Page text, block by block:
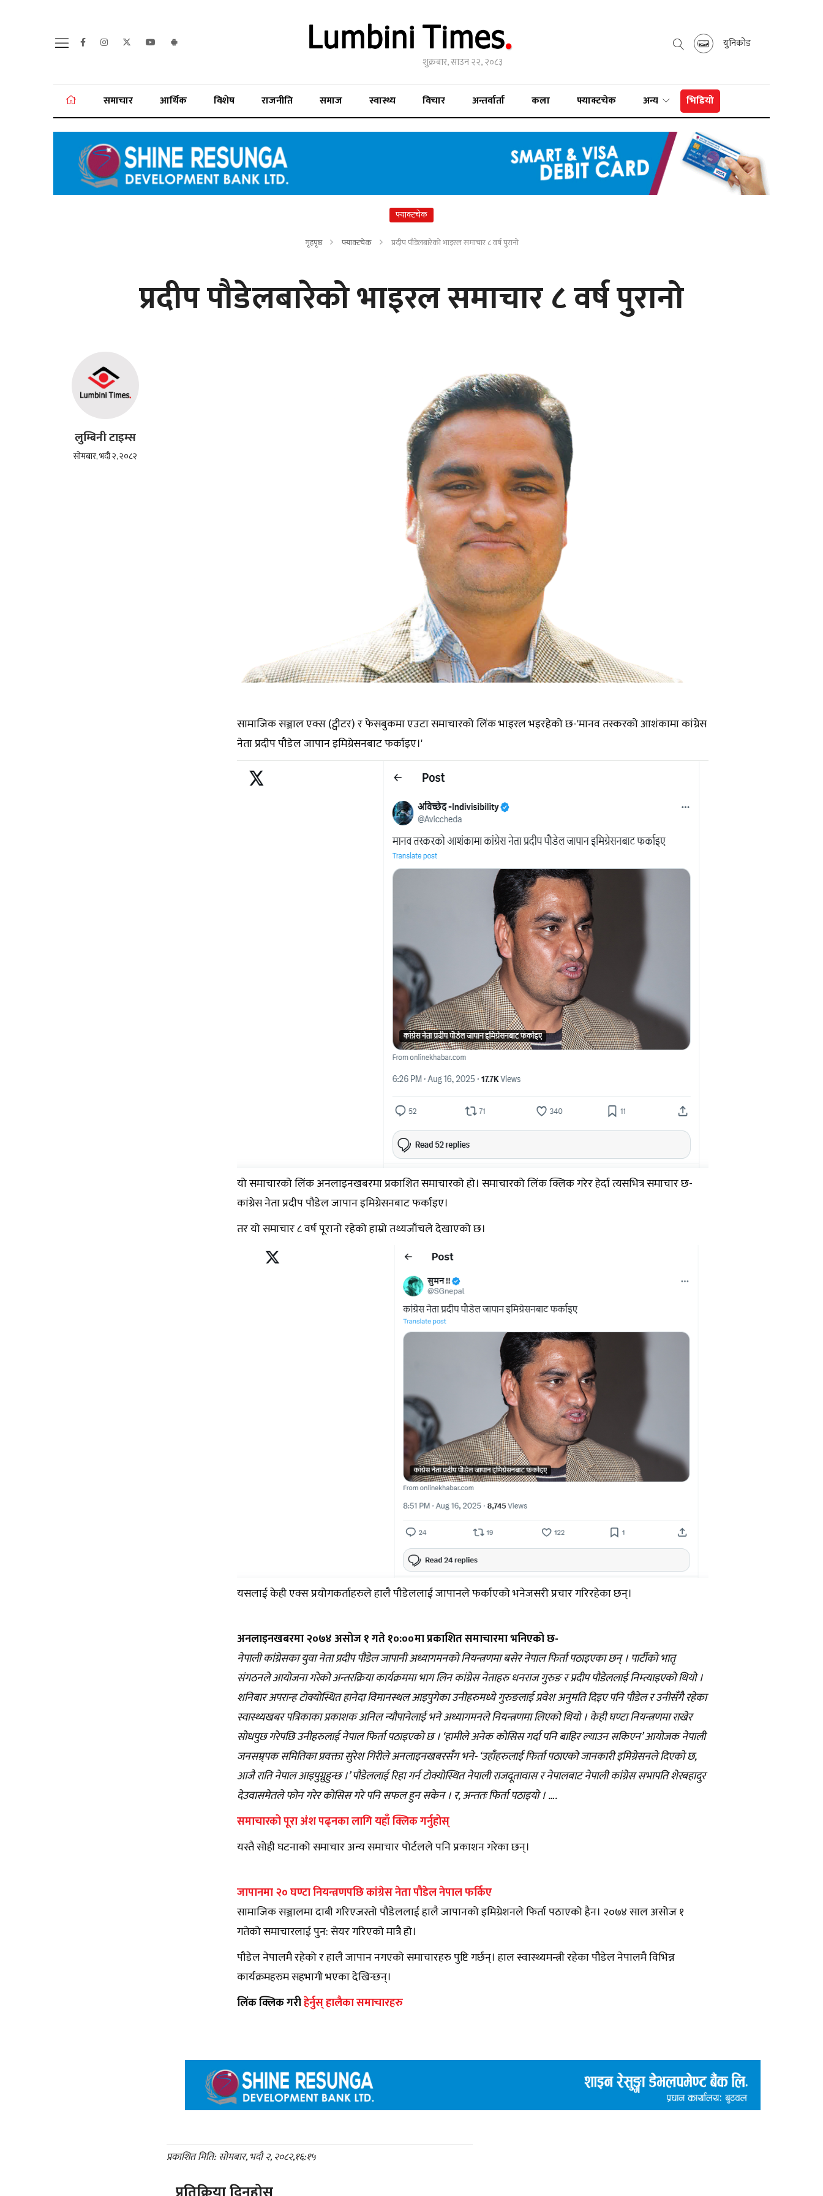
शुक्रबार, साउन २२, २०८३
युनिकोड
समाचार आर्थिक विशेष राजनीति समाज स्वास्थ्य विचार अन्तर्वार्ता कला फ्याक्टचेक अन्य भिडियो
फ्याक्टचेक
गृहपृष्ठ फ्याक्टचेक प्रदीप पौडेलबारेको भाइरल समाचार ८ वर्ष पुरानो
प्रदीप पौडेलबारेको भाइरल समाचार ८ वर्ष पुरानो
लुम्बिनी टाइम्स
सोमबार, भदौ २, २०८२
सामाजिक सञ्जाल एक्स (ट्वीटर) र फेसबुकमा एउटा समाचारको लिंक भाइरल भइरहेको छ-'मानव तस्करको आशंकामा कांग्रेस
नेता प्रदीप पौडेल जापान इमिग्रेसनबाट फर्काइए।'
यो समाचारको लिंक अनलाइनखबरमा प्रकाशित समाचारको हो। समाचारको लिंक क्लिक गरेर हेर्दा त्यसभित्र समाचार छ-
कांग्रेस नेता प्रदीप पौडेल जापान इमिग्रेसनबाट फर्काइए।
तर यो समाचार ८ वर्ष पूरानो रहेको हाम्रो तथ्यजाँचले देखाएको छ।
यसलाई केही एक्स प्रयोगकर्ताहरुले हालै पौडेललाई जापानले फर्काएको भनेजसरी प्रचार गरिरहेका छन्।
अनलाइनखबरमा २०७४ असोज १ गते १०:००मा प्रकाशित समाचारमा भनिएको छ-
नेपाली कांग्रेसका युवा नेता प्रदीप पौडेल जापानी अध्यागमनको नियन्त्रणमा बसेर नेपाल फिर्ता पठाइएका छन् । पार्टीको भातृ
संगठनले आयोजना गरेको अन्तरक्रिया कार्यक्रममा भाग लिन कांग्रेस नेताहरु धनराज गुरुङ र प्रदीप पौडेललाई निम्त्याइएको थियो ।
शनिबार अपरान्ह टोक्योस्थित हानेदा विमानस्थल आइपुगेका उनीहरुमध्ये गुरुङलाई प्रवेश अनुमति दिइए पनि पौडेल र उनीसँगै रहेका
स्वास्थ्यखबर पत्रिकाका प्रकाशक अनिल न्यौपानेलाई भने अध्यागमनले नियन्त्रणमा लिएको थियो । केही घण्टा नियन्त्रणमा राखेर
सोधपुछ गरेपछि उनीहरुलाई नेपाल फिर्ता पठाइएको छ । ‘हामीले अनेक कोसिस गर्दा पनि बाहिर ल्याउन सकिएन’ आयोजक नेपाली
जनसम्र्पक समितिका प्रवक्ता सुरेश गिरीले अनलाइनखबरसँग भने- ‘उहाँहरुलाई फिर्ता पठाएको जानकारी इमिग्रेसनले दिएको छ,
आजै राति नेपाल आइपुग्नुहुन्छ ।’ पौडेललाई रिहा गर्न टोक्योस्थित नेपाली राजदूतावास र नेपालबाट नेपाली कांग्रेस सभापति शेरबहादुर
देउवासमेतले फोन गरेर कोसिस गरे पनि सफल हुन सकेन । र, अन्ततः फिर्ता पठाइयो । ….
समाचारको पूरा अंश पढ्नका लागि यहाँ क्लिक गर्नुहोस्
यस्तै सोही घटनाको समाचार अन्य समाचार पोर्टलले पनि प्रकाशन गरेका छन्।
जापानमा २० घण्टा नियन्त्रणपछि कांग्रेस नेता पौडेल नेपाल फर्किए
सामाजिक सञ्जालमा दाबी गरिएजस्तो पौडेललाई हालै जापानको इमिग्रेशनले फिर्ता पठाएको हैन। २०७४ साल असोज १
गतेको समाचारलाई पुन: सेयर गरिएको मात्रै हो।
पौडेल नेपालमै रहेको र हालै जापान नगएको समाचारहरु पुष्टि गर्छन्। हाल स्वास्थ्यमन्त्री रहेका पौडेल नेपालमै विभिन्न
कार्यक्रमहरुम सहभागी भएका देखिन्छन्।
लिंक क्लिक गरीहेर्नुस् हालैका समाचारहरु
प्रकाशित मिति: सोमबार, भदौ २, २०८२,१६:१५